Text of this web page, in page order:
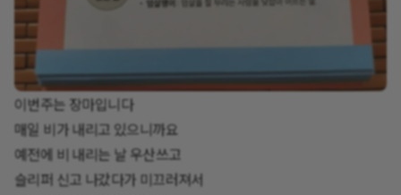
이번주는 장마입니다
매일 비가 내리고 있으니까요
예전에 비 내리는 날 우산쓰고
슬리퍼 신고 나갔다가 미끄러져서